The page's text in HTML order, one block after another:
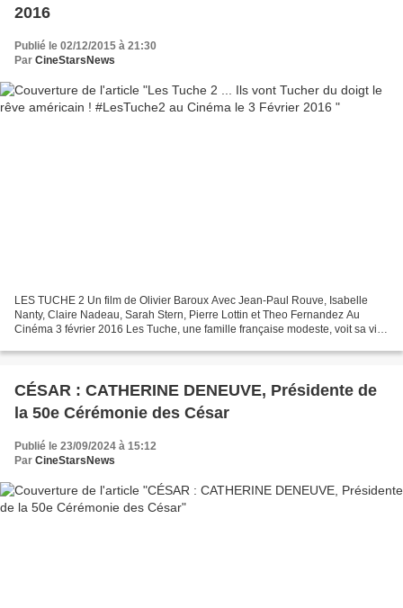
2016
Publié le 02/12/2015 à 21:30
Par CineStarsNews
LES TUCHE 2 Un film de Olivier Baroux Avec Jean-Paul Rouve, Isabelle
Nanty, Claire Nadeau, Sarah Stern, Pierre Lottin et Theo Fernandez Au
Cinéma 3 février 2016 Les Tuche, une famille française modeste, voit sa vie
CÉSAR : CATHERINE DENEUVE, Présidente de
la 50e Cérémonie des César
Publié le 23/09/2024 à 15:12
Par CineStarsNews